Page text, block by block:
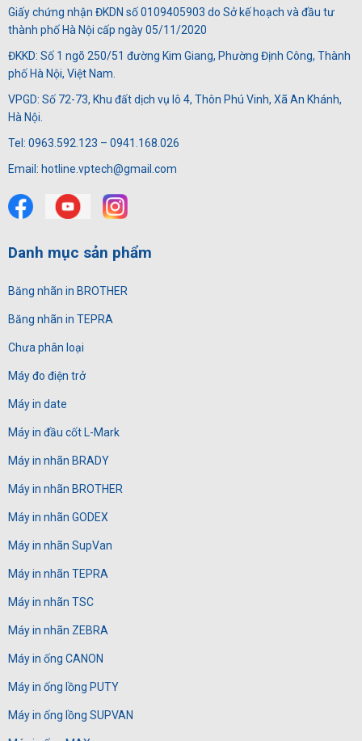
Giấy chứng nhận ĐKDN số 0109405903 do Sở kế hoạch và đầu tư
thành phố Hà Nội cấp ngày 05/11/2020
ĐKKD: Số 1 ngõ 250/51 đường Kim Giang, Phường Định Công, Thành
phố Hà Nội, Việt Nam.
VPGD: Số 72-73, Khu đất dịch vụ lô 4, Thôn Phú Vinh, Xã An Khánh,
Hà Nội.
Tel: 0963.592.123 – 0941.168.026
Email: hotline.vptech@gmail.com
Danh mục sản phẩm
Băng nhãn in BROTHER
Băng nhãn in TEPRA
Chưa phân loại
Máy đo điện trở
Máy in date
Máy in đầu cốt L-Mark
Máy in nhãn BRADY
Máy in nhãn BROTHER
Máy in nhãn GODEX
Máy in nhãn SupVan
Máy in nhãn TEPRA
Máy in nhãn TSC
Máy in nhãn ZEBRA
Máy in ống CANON
Máy in ống lồng PUTY
Máy in ống lồng SUPVAN